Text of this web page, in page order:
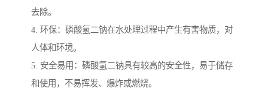
去除。
4. 环保：磷酸氢二钠在水处理过程中产生有害物质，对
人体和环境。
5. 安全易用：磷酸氢二钠具有较高的安全性，易于储存
和使用，不易挥发、爆炸或燃烧。